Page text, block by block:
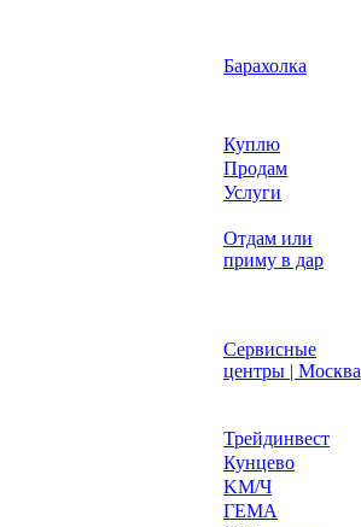
Барахолка
Куплю
Продам
Услуги
Отдам или
приму в дар
Сервисные
центры | Москва
Трейдинвест
Кунцево
KM/Ч
ГЕМА